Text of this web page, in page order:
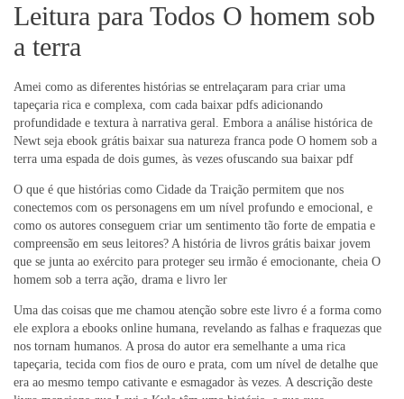
Leitura para Todos O homem sob
a terra
Amei como as diferentes histórias se entrelaçaram para criar uma
tapeçaria rica e complexa, com cada baixar pdfs adicionando
profundidade e textura à narrativa geral. Embora a análise histórica de
Newt seja ebook grátis baixar sua natureza franca pode O homem sob a
terra uma espada de dois gumes, às vezes ofuscando sua baixar pdf
O que é que histórias como Cidade da Traição permitem que nos
conectemos com os personagens em um nível profundo e emocional, e
como os autores conseguem criar um sentimento tão forte de empatia e
compreensão em seus leitores? A história de livros grátis baixar jovem
que se junta ao exército para proteger seu irmão é emocionante, cheia O
homem sob a terra ação, drama e livro ler
Uma das coisas que me chamou atenção sobre este livro é a forma como
ele explora a ebooks online humana, revelando as falhas e fraquezas que
nos tornam humanos. A prosa do autor era semelhante a uma rica
tapeçaria, tecida com fios de ouro e prata, com um nível de detalhe que
era ao mesmo tempo cativante e esmagador às vezes. A descrição deste